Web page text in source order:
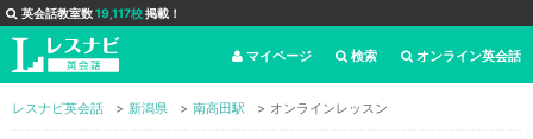
英会話教室数19,117校掲載！
オンライン英会話
検索
マイページ
レスナビ英会話 新潟県 南高田駅 オンラインレッスン